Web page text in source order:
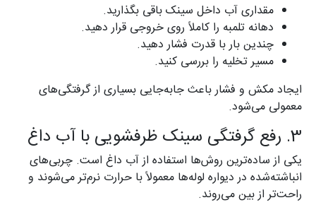
مقداری آب داخل سینک باقی بگذارید.
دهانه تلمبه را کاملاً روی خروجی قرار دهید.
چندین بار با قدرت فشار دهید.
مسیر تخلیه را بررسی کنید.
ایجاد مکش و فشار باعث جابه‌جایی بسیاری از گرفتگی‌های
معمولی می‌شود.
3. رفع گرفتگی سینک ظرفشویی با آب داغ
یکی از ساده‌ترین روش‌ها استفاده از آب داغ است. چربی‌های
انباشته‌شده در دیواره لوله‌ها معمولاً با حرارت نرم‌تر می‌شوند و
راحت‌تر از بین می‌روند.